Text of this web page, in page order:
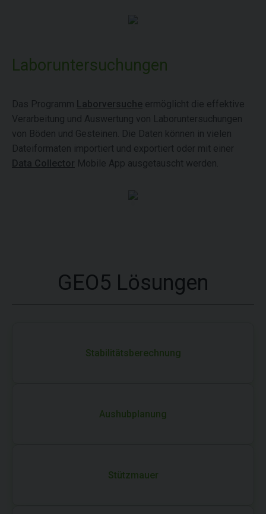
Laboruntersuchungen
Das Programm Laborversuche ermöglicht die effektive
Verarbeitung und Auswertung von Laboruntersuchungen
von Böden und Gesteinen. Die Daten können in vielen
Dateiformaten importiert und exportiert oder mit einer
Data Collector Mobile App ausgetauscht werden.
GEO5 Lösungen
Stabilitäts​berechnung
Aushubplanung
Stützmauer